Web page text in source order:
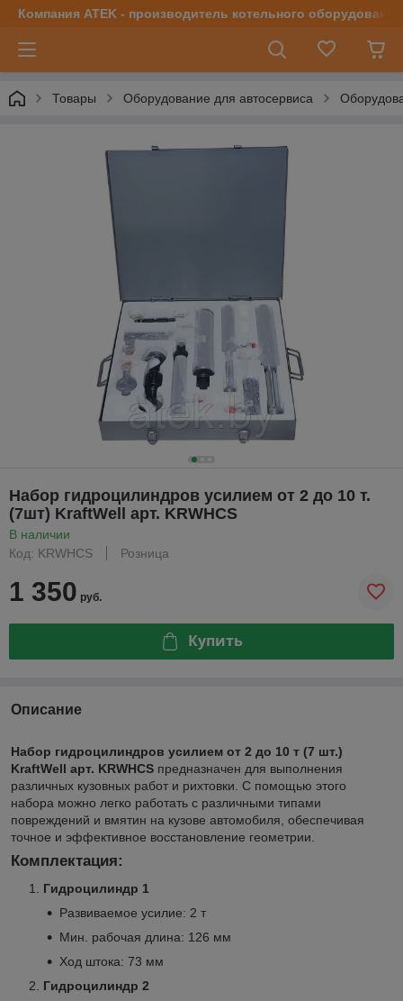
Компания ATEK - производитель котельного оборудования
Товары Оборудование для автосервиса
Набор гидроцилиндров усилием от 2 до 10 т.
(7шт) KraftWell арт. KRWHCS
В наличии
Код: KRWHCS
Розница
1 350 руб.
Купить
Описание
Набор гидроцилиндров усилием от 2 до 10 т (7 шт.)
KraftWell арт. KRWHCS предназначен для выполнения
различных кузовных работ и рихтовки. С помощью этого
набора можно легко работать с различными типами
повреждений и вмятин на кузове автомобиля, обеспечивая
точное и эффективное восстановление геометрии.
Комплектация:
Гидроцилиндр 1
Развиваемое усилие: 2 т
Мин. рабочая длина: 126 мм
Ход штока: 73 мм
Гидроцилиндр 2